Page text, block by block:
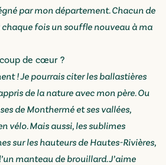
par mon département. Chacun de
chaque fois un souffle nouveau à ma
de cœur ?
! Je pourrais citer les ballastières
de la nature avec mon père. Ou
de Monthermé et ses vallées,
vélo. Mais aussi, les sublimes
sur les hauteurs de Hautes-Rivières,
manteau de brouillard. J’aime